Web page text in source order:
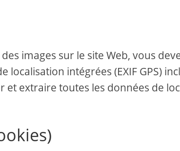
images sur le site Web, vous
localisation intégrées (EXIF GPS)
et extraire toutes les données de